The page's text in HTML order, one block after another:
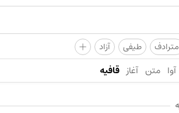
مترادف طیفی آزاد +
آوا متن آغاز قافیه